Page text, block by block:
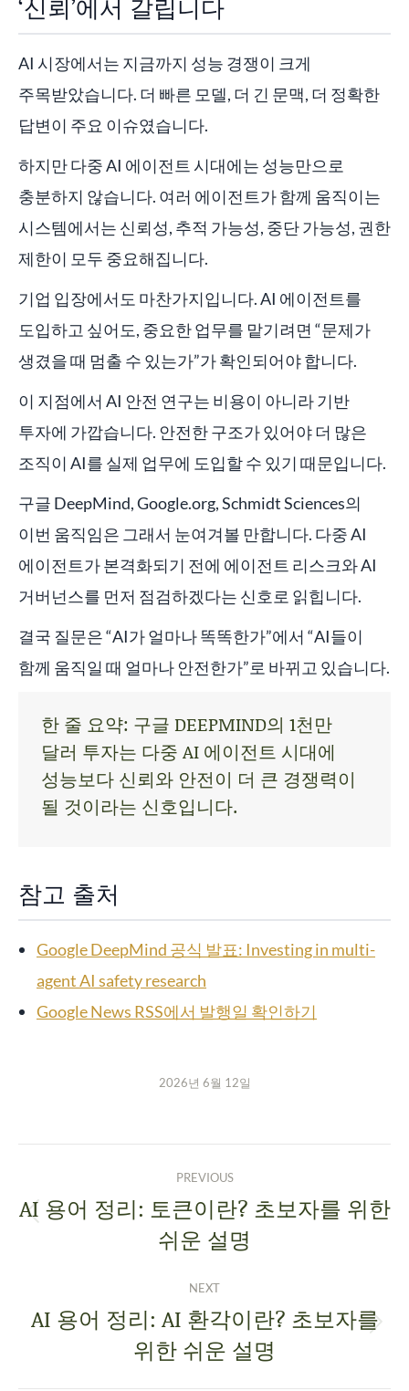
‘신뢰’에서 갈립니다
AI 시장에서는 지금까지 성능 경쟁이 크게
주목받았습니다. 더 빠른 모델, 더 긴 문맥, 더 정확한
답변이 주요 이슈였습니다.
하지만 다중 AI 에이전트 시대에는 성능만으로
충분하지 않습니다. 여러 에이전트가 함께 움직이는
시스템에서는 신뢰성, 추적 가능성, 중단 가능성, 권한
제한이 모두 중요해집니다.
기업 입장에서도 마찬가지입니다. AI 에이전트를
도입하고 싶어도, 중요한 업무를 맡기려면 “문제가
생겼을 때 멈출 수 있는가”가 확인되어야 합니다.
이 지점에서 AI 안전 연구는 비용이 아니라 기반
투자에 가깝습니다. 안전한 구조가 있어야 더 많은
조직이 AI를 실제 업무에 도입할 수 있기 때문입니다.
구글 DeepMind, Google.org, Schmidt Sciences의
이번 움직임은 그래서 눈여겨볼 만합니다. 다중 AI
에이전트가 본격화되기 전에 에이전트 리스크와 AI
거버넌스를 먼저 점검하겠다는 신호로 읽힙니다.
결국 질문은 “AI가 얼마나 똑똑한가”에서 “AI들이
함께 움직일 때 얼마나 안전한가”로 바뀌고 있습니다.
한 줄 요약: 구글 DEEPMIND의 1천만
달러 투자는 다중 AI 에이전트 시대에
성능보다 신뢰와 안전이 더 큰 경쟁력이
될 것이라는 신호입니다.
참고 출처
Google DeepMind 공식 발표: Investing in multi-
agent AI safety research
Google News RSS에서 발행일 확인하기
2026년 6월 12일
PREVIOUS
AI 용어 정리: 토큰이란? 초보자를 위한
쉬운 설명
NEXT
AI 용어 정리: AI 환각이란? 초보자를
위한 쉬운 설명